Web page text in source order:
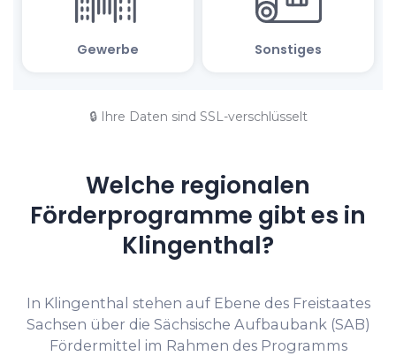
🔒 Ihre Daten sind SSL-verschlüsselt
Welche regionalen
Förderprogramme gibt es in
Klingenthal?
In Klingenthal stehen auf Ebene des Freistaates
Sachsen über die Sächsische Aufbaubank (SAB)
Fördermittel im Rahmen des Programms